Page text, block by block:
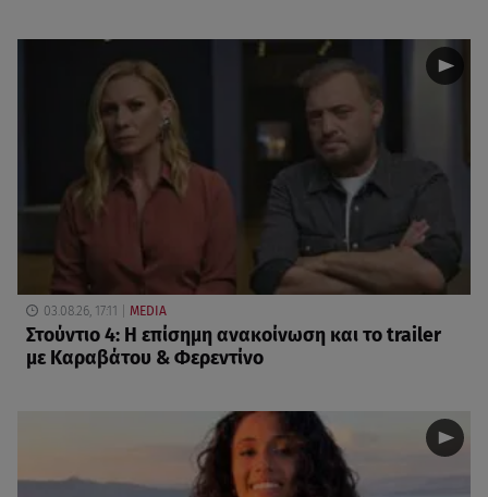
03.08.26, 17:11 MEDIA
Στούντιο 4: Η επίσημη ανακοίνωση και το trailer
με Καραβάτου & Φερεντίνο